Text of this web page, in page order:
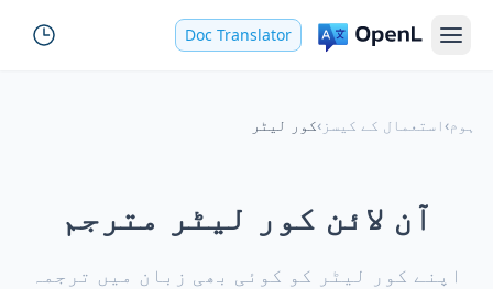
Doc Translator
ہوم›استعمال کے کیسز ›کور لیٹر
آن لائن کور لیٹر مترجم
اپنے کور لیٹر کو کوئی بھی زبان میں ترجمہ